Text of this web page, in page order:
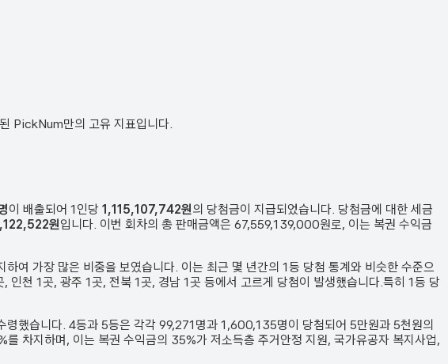
PickNum만의 고유 지표입니다.
이 배출되어 1인당 1,115,107,742원의 당첨금이 지급되었습니다. 당첨금에 대한 세금
원입니다. 이번 회차의 총 판매금액은 67,559,139,000원로, 이는 복권 수익금
여 가장 많은 비중을 보였습니다. 이는 최근 몇 년간의 1등 당첨 통계와 비슷한 수준으
인천 1곳, 광주 1곳, 전북 1곳, 경남 1곳 등에서 고르게 당첨이 발생했습니다. 특히 1등 당
령했습니다. 4등과 5등은 각각 99,271 명과 1,600,135명이 당첨되어 5만원과 5천원의
차지하며, 이는 복권 수익금의 35%가 저소득층 주거안정 지원, 국가유공자 복지사업,